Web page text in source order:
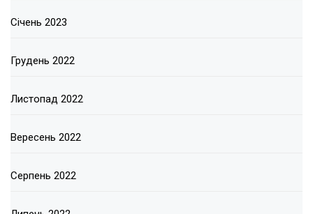
Січень 2023
Грудень 2022
Листопад 2022
Вересень 2022
Серпень 2022